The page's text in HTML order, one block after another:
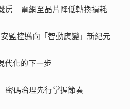
房 電網至晶片降低轉換損耗
監控邁向「智動應變」新紀元
代化的下一步
碼治理先行掌握節奏